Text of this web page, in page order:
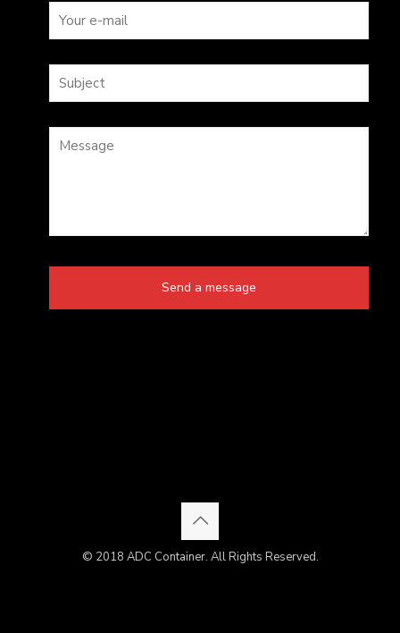
© 2018 ADC Container. All Rights Reserved.